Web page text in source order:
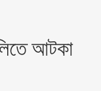
আটকা